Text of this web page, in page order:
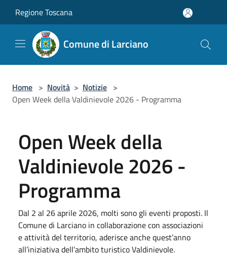
Regione Toscana
Comune di Larciano
Home > Novità > Notizie >
Open Week della Valdinievole 2026 - Programma
Open Week della
Valdinievole 2026 -
Programma
Dal 2 al 26 aprile 2026, molti sono gli eventi proposti. Il
Comune di Larciano in collaborazione con associazioni
e attività del territorio, aderisce anche quest’anno
all’iniziativa dell’ambito turistico Valdinievole.